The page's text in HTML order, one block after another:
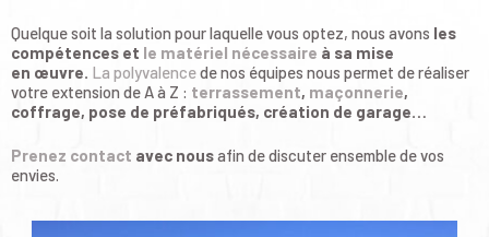
Quelque soit la solution pour laquelle vous optez, nous avons les
compétences et le matériel nécessaire à sa mise
en œuvre. La polyvalencede nos équipes nous permet de réaliser
votre extension de A à Z : terrassement, maçonnerie,
coffrage, pose de préfabriqués, création de garage…
Prenez contact avec nousafin de discuter ensemble de vos
envies.